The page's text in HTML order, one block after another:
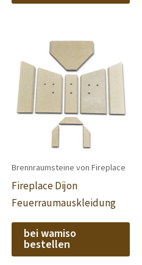
Brennraumsteine von Fireplace
Fireplace Dijon
Feuerraumauskleidung
bei wamiso
bestellen